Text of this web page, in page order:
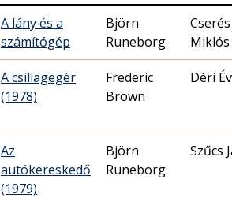
A lány és a
számítógép
Björn
Runeborg
Cserés
Miklós
A csillagegér
(1978)
Frederic
Brown
Déri
Az
autókereskedő
(1979)
Björn
Runeborg
Szűcs